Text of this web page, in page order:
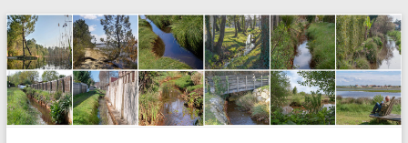
Aller
au
contenu